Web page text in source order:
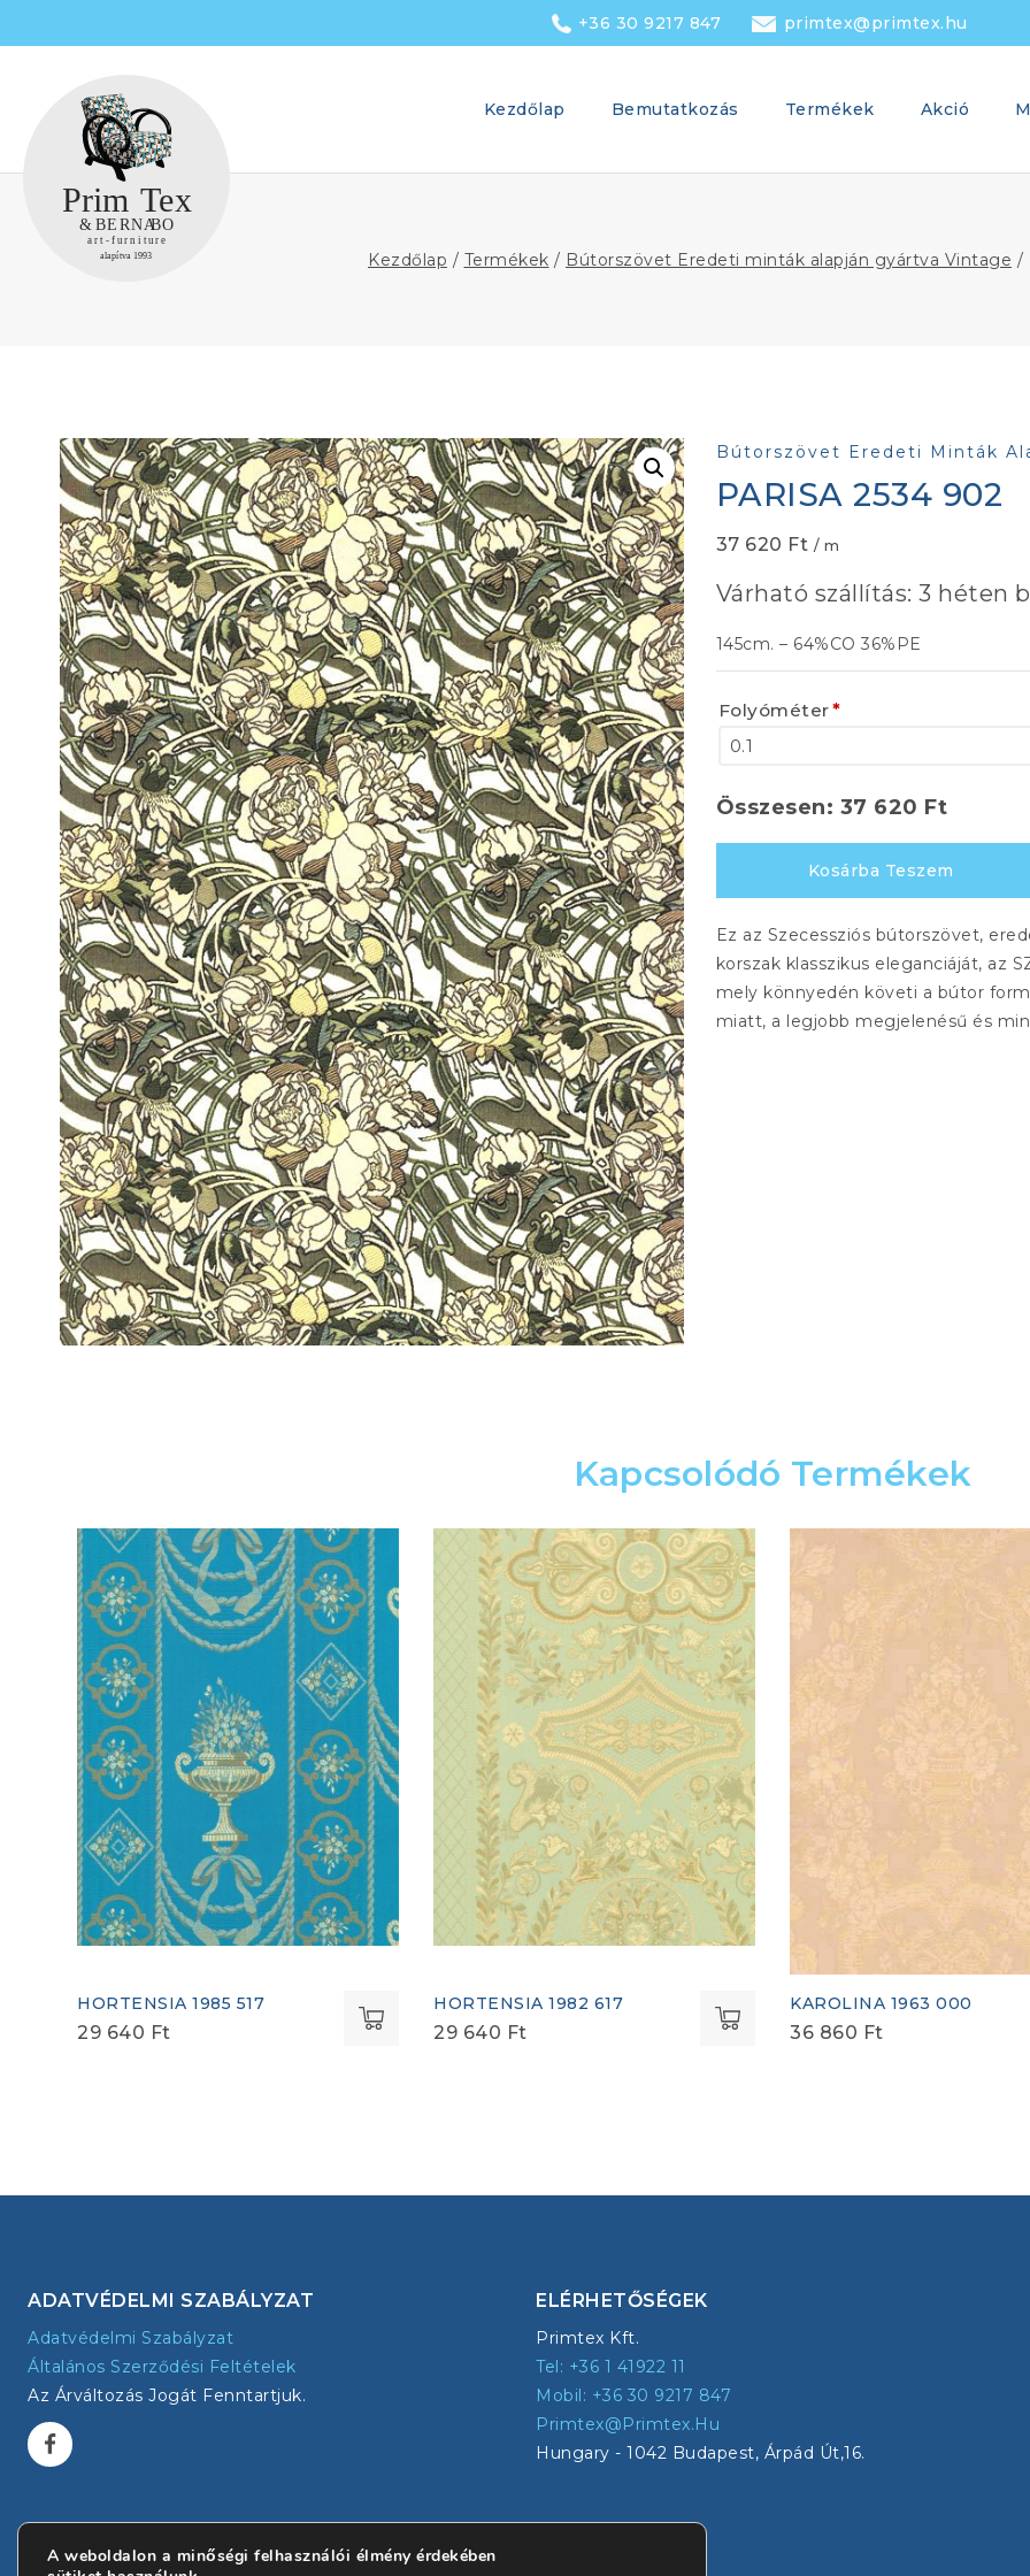
to
+36 30 9217 847 primtex@primtex.hu
Kezdőlap Bemutatkozás Termékek Akció
Kezdőlap / Termékek / Bútorszövet Eredeti minták alapján gyártva Vintage /
Bútorszövet Eredeti Minták
PARISA 2534 902
37 620 Ft / m
Várható szállítás: 3 héten
145cm. – 64%CO 36%PE
Folyóméter*
Összesen: 37 620 Ft
mennyiség
Kosárba Teszem
Ez az Szecessziós bútorszövet,
korszak klasszikus eleganciáját, az
mely könnyedén követi a bútor
miatt, a legjobb megjelenésű és
Kapcsolódó Termékek
HORTENSIA 1985 517
29 640 Ft
HORTENSIA 1982 617
29 640 Ft
KAROLINA 1963 000
36 860 Ft
ADATVÉDELMI SZABÁLYZAT
Adatvédelmi Szabályzat
Általános Szerződési Feltételek
Az Árváltozás Jogát Fenntartjuk.
ELÉRHETŐSÉGEK
Primtex Kft.
Tel: +36 1 41922 11
Mobil: +36 30 9217 847
Primtex@primtex.hu
Hungary - 1042 Budapest, Árpád Út,16.
A weboldalon a minőségi felhasználói élmény érdekében